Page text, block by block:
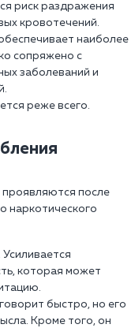
риск раздражения
кровотечений.
наиболее
сопряжено с
заболеваний и
реже всего.
проявляются после
наркотического
которая может
быстро, но его
Кроме того, он